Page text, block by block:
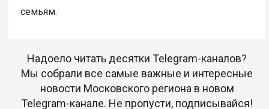
семьям.
Надоело читать десятки Telegram-каналов?
Мы собрали все самые важные и интересные
новости Московского региона в новом
Telegram-канале. Не пропусти, подписывайся!